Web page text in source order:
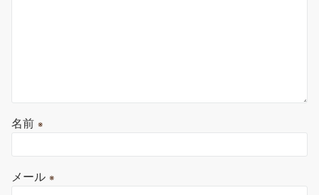
名前 ※
メール ※